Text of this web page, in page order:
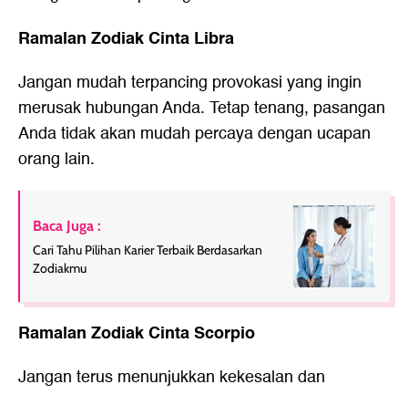
Ramalan Zodiak Cinta Libra
Jangan mudah terpancing provokasi yang ingin
merusak hubungan Anda. Tetap tenang, pasangan
Anda tidak akan mudah percaya dengan ucapan
orang lain.
Baca Juga :
Cari Tahu Pilihan Karier Terbaik Berdasarkan
Zodiakmu
Ramalan Zodiak Cinta Scorpio
Jangan terus menunjukkan kekesalan dan